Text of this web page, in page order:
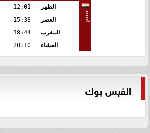
مصر
الظهر
12:01
العصر
15:38
المغرب
18:44
العشاء
20:10
الفيس بوك